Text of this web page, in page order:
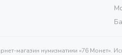
магазин нумизматики «76 Монет».